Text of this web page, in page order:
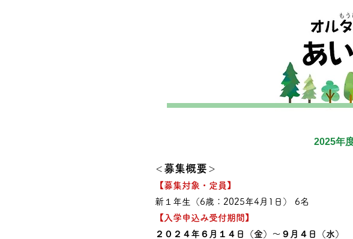
2025年
＜ 募集概要 ＞
【募集対象・定員】
新１年生（6歳：2025年4月1日） 6名
【入学申込み受付期間】
２０２４年６ 月１４日（金）～９月４日（水）